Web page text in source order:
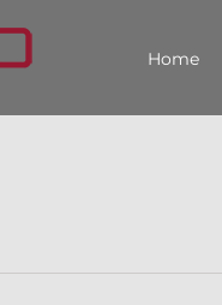
Home